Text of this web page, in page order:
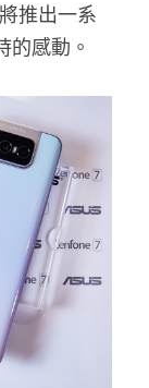
推出一系
的感動。